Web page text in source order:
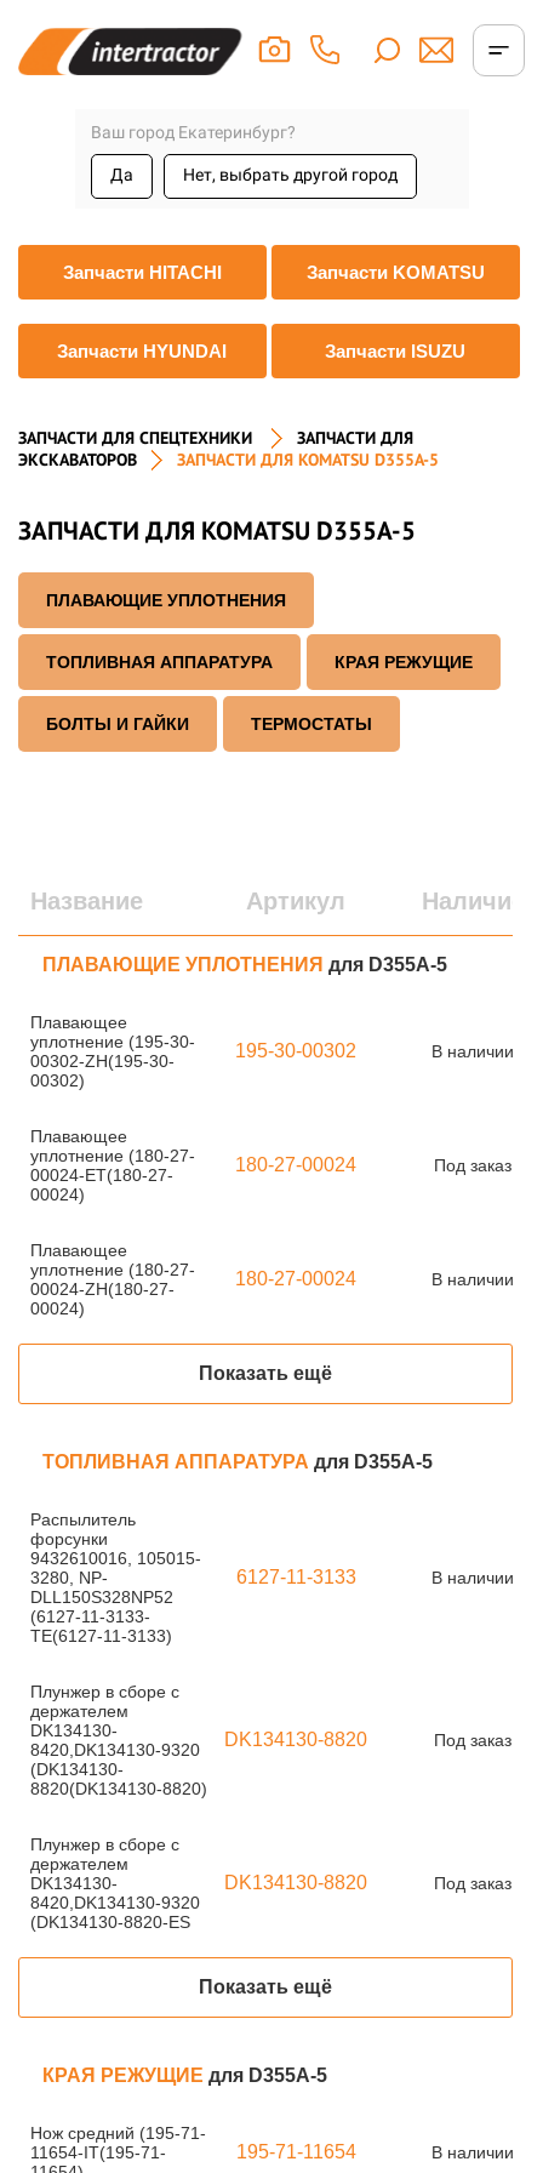
Ваш город Екатеринбург?
Да Нет, выбрать другой город
Запчасти HITACHI Запчасти KOMATSU
Запчасти HYUNDAI Запчасти ISUZU
ЗАПЧАСТИ ДЛЯ СПЕЦТЕХНИКИ
ЗАПЧАСТИ ДЛЯ
ЭКСКАВАТОРОВ
ЗАПЧАСТИ ДЛЯ KOMATSU D355A-5
ЗАПЧАСТИ ДЛЯ KOMATSU D355A-5
ПЛАВАЮЩИЕ УПЛОТНЕНИЯ
ТОПЛИВНАЯ АППАРАТУРА КРАЯ РЕЖУЩИЕ
БОЛТЫ И ГАЙКИ ТЕРМОСТАТЫ
Название Артикул Наличие
ПЛАВАЮЩИЕ УПЛОТНЕНИЯ для D355A-5
Плавающее
уплотнение (195-30-
00302-ZH(195-30-
00302)
195-30-00302 В наличии
Плавающее
уплотнение (180-27-
00024-ET(180-27-
00024)
180-27-00024 Под заказ
Плавающее
уплотнение (180-27-
00024-ZH(180-27-
00024)
180-27-00024 В наличии
Показать ещё
ТОПЛИВНАЯ АППАРАТУРА для D355A-5
Распылитель
форсунки
9432610016, 105015-
3280, NP-
DLL150S328NP52
(6127-11-3133-
TE(6127-11-3133)
6127-11-3133 В наличии
Плунжер в сборе с
держателем
DK134130-
8420,DK134130-9320
(DK134130-
8820(DK134130-8820)
DK134130-8820 Под заказ
Плунжер в сборе с
держателем
DK134130-
8420,DK134130-9320
(DK134130-8820-ES
DK134130-8820 Под заказ
Показать ещё
КРАЯ РЕЖУЩИЕ для D355A-5
Нож средний (195-71-
11654-IT(195-71-
195-71-11654 В наличии